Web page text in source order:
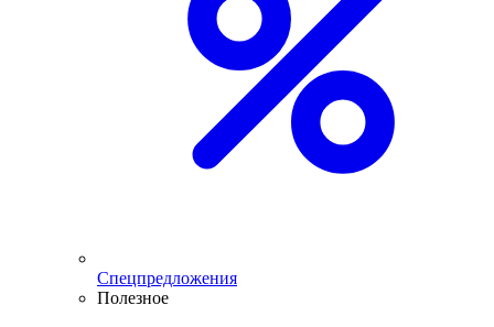
Спецпредложения
Полезное